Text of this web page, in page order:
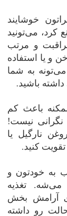
خوشایند
کرد، می‌تونید
و مرتب
و یا استفاده
به شما
باشید.
باعث کم
نیست!
نارگیل یا
تقویت کنید.
به خودتون و
تغذیه
آرامش بخش
رو داشته